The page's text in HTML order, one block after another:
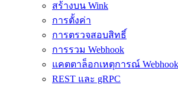
สร้างบน Wink
การตั้งค่า
การตรวจสอบสิทธิ์
การรวม Webhook
แคตตาล็อกเหตุการณ์ Webhook
REST และ gRPC